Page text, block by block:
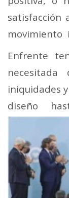
satisfacción
movimiento
Enfrente
iniquidades
diseño